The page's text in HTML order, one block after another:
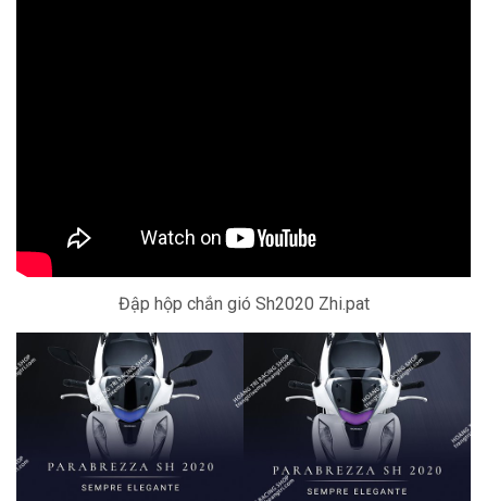
Đập hộp chắn gió Sh2020 Zhi.pat